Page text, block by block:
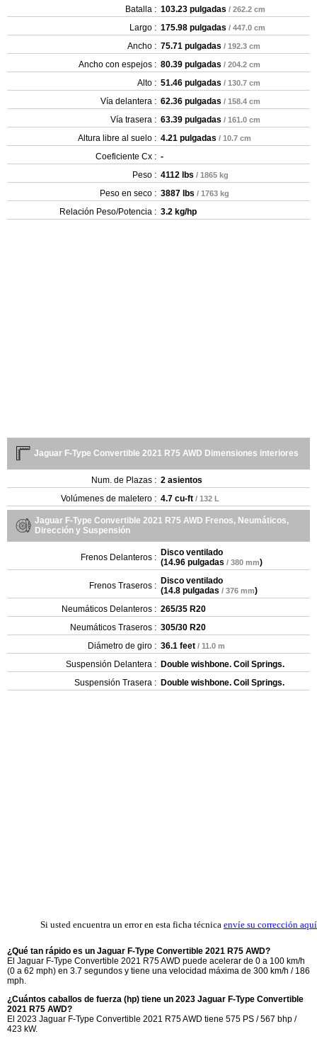
Batalla : 103.23 pulgadas / 262.2 cm
Largo : 175.98 pulgadas / 447.0 cm
Ancho : 75.71 pulgadas / 192.3 cm
Ancho con espejos : 80.39 pulgadas / 204.2 cm
Alto : 51.46 pulgadas / 130.7 cm
Vía delantera : 62.36 pulgadas / 158.4 cm
Vía trasera : 63.39 pulgadas / 161.0 cm
Altura libre al suelo : 4.21 pulgadas / 10.7 cm
Coeficiente Cx : -
Peso : 4112 lbs / 1865 kg
Peso en seco : 3887 lbs / 1763 kg
Relación Peso/Potencia : 3.2 kg/hp
Jaguar F-Type Convertible 2021 R75 AWD Dimensiones interiores
Num. de Plazas : 2 asientos
Volúmenes de maletero : 4.7 cu-ft / 132 L
Jaguar F-Type Convertible 2021 R75 AWD Frenos, Neumáticos,
Dirección y Suspensión
Frenos Delanteros : Disco ventilado
(14.96 pulgadas / 380 mm)
Frenos Traseros : Disco ventilado
(14.8 pulgadas / 376 mm)
Neumáticos Delanteros : 265/35 R20
Neumáticos Traseros : 305/30 R20
Diámetro de giro : 36.1 feet / 11.0 m
Suspensión Delantera : Double wishbone. Coil Springs.
Suspensión Trasera : Double wishbone. Coil Springs.
Si usted encuentra un error en esta ficha técnica envíe su corrección aquí
¿Qué tan rápido es un Jaguar F-Type Convertible 2021 R75 AWD?
El Jaguar F-Type Convertible 2021 R75 AWD puede acelerar de 0 a 100 km/h
(0 a 62 mph) en 3.7 segundos y tiene una velocidad máxima de 300 km/h / 186
mph.
¿Cuántos caballos de fuerza (hp) tiene un 2023 Jaguar F-Type Convertible
2021 R75 AWD?
El 2023 Jaguar F-Type Convertible 2021 R75 AWD tiene 575 PS / 567 bhp /
423 kW.